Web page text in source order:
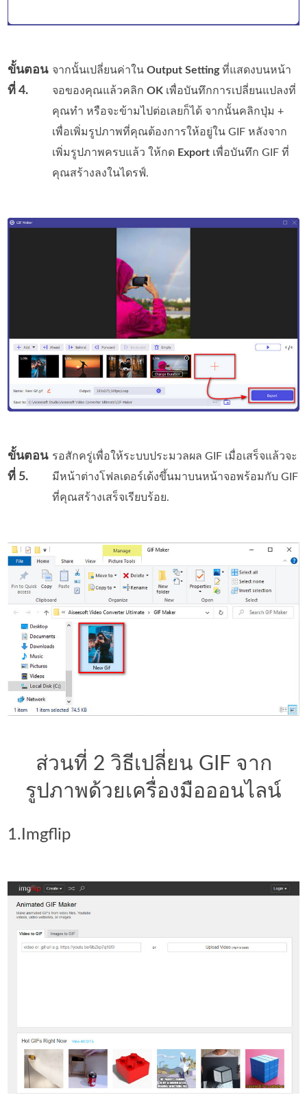
ขั้นตอน
ที่ 4.
จากนั้นเปลี่ยนค่าในOutput Settingที่แสดงบนหน้า
จอของคุณแล้วคลิกOK เพื่อบันทึกการเปลี่ยนแปลงที่
คุณทำ หรือจะข้ามไปต่อเลยก็ได้ จากนั้นคลิกปุ่ม +
เพื่อเพิ่มรูปภาพที่คุณต้องการให้อยู่ใน GIF หลังจาก
เพิ่มรูปภาพครบแล้ว ให้กด Export เพื่อบันทึก GIF ที่
คุณสร้างลงในไดรฟ์.
ขั้นตอน
ที่ 5.
รอสักครู่เพื่อให้ระบบประมวลผล GIF เมื่อเสร็จแล้วจะ
มีหน้าต่างโฟลเดอร์เด้งขึ้นมาบนหน้าจอพร้อมกับ GIF
ที่คุณสร้างเสร็จเรียบร้อย.
ส่วนที่ 2 วิธีเปลี่ยน GIF จาก
รูปภาพด้วยเครื่องมือออนไลน์
1.Imgflip